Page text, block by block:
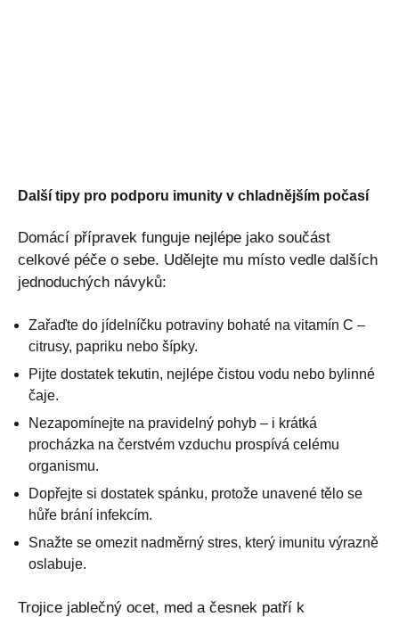
Další tipy pro podporu imunity v chladnějším počasí
Domácí přípravek funguje nejlépe jako součást
celkové péče o sebe. Udělejte mu místo vedle dalších
jednoduchých návyků:
Zařaďte do jídelníčku potraviny bohaté na vitamín C –
citrusy, papriku nebo šípky.
Pijte dostatek tekutin, nejlépe čistou vodu nebo bylinné
čaje.
Nezapomínejte na pravidelný pohyb – i krátká
procházka na čerstvém vzduchu prospívá celému
organismu.
Dopřejte si dostatek spánku, protože unavené tělo se
hůře brání infekcím.
Snažte se omezit nadměrný stres, který imunitu výrazně
oslabuje.
Trojice jablečný ocet, med a česnek patří k